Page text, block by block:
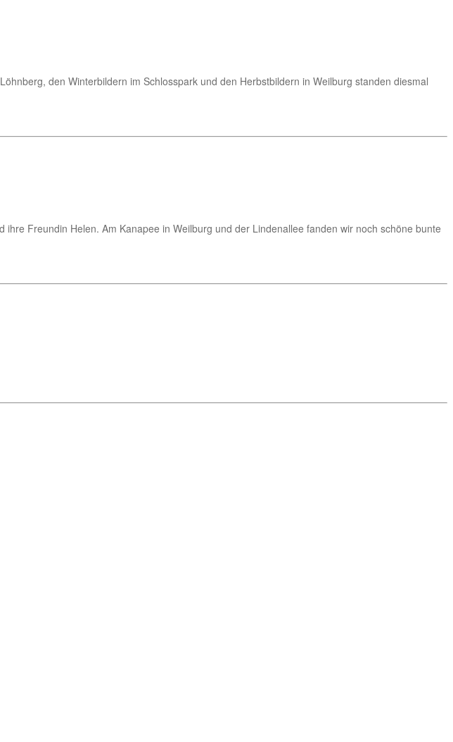
den Winterbildern im Schlosspark und den Herbstbildern in Weilburg standen diesmal
Freundin Helen. Am Kanapee in Weilburg und der Lindenallee fanden wir noch schöne bunte